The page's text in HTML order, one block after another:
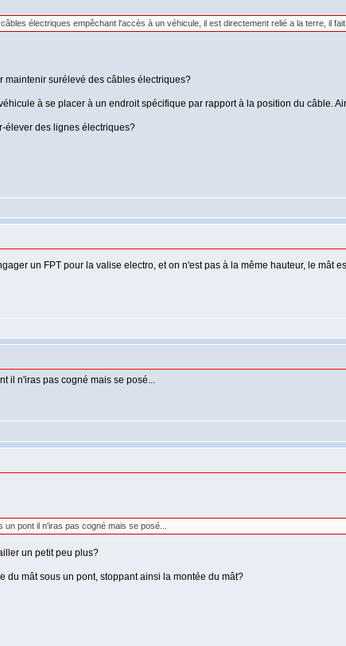
électriques empêchant l'accès à un véhicule, il est directement relié a la terre, il
maintenir surélevé des câbles électriques?
à se placer à un endroit spécifique par rapport à la position du câble.
élever des lignes électriques?
un FPT pour la valise electro, et on n'est pas à la même hauteur, le mât
il n'iras pas cogné mais se posé...
pont il n'iras pas cogné mais se posé...
un petit peu plus?
du mât sous un pont, stoppant ainsi la montée du mât?